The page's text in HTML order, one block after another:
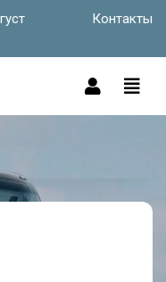
Контакты